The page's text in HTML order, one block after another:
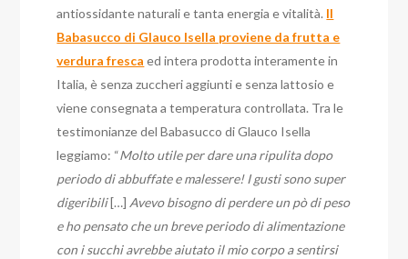
antiossidante naturali e tanta energia e vitalità. Il
Babasucco di Glauco Isella proviene da frutta e
verdura fresca ed intera prodotta interamente in
Italia, è senza zuccheri aggiunti e senza lattosio e
viene consegnata a temperatura controllata. Tra le
testimonianze del Babasucco di Glauco Isella
leggiamo: “Molto utile per dare una ripulita dopo
periodo di abbuffate e malessere! I gusti sono super
digeribili[…] Avevo bisogno di perdere un pò di peso
e ho pensato che un breve periodo di alimentazione
con i succhi avrebbe aiutato il mio corpo a sentirsi